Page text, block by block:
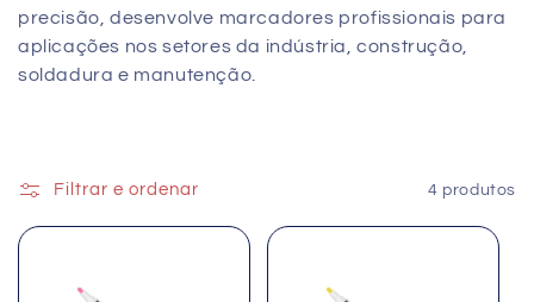
ç
ã
precisão, desenvolve marcadores profissionais para
aplicações nos setores da indústria, construção,
soldadura e manutenção.
Filtrar e ordenar 4 produtos